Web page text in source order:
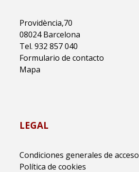
Providència,70
08024 Barcelona
Tel. 932 857 040
Formulario de contacto
Mapa
LEGAL
Condiciones generales de acceso
Política de cookies